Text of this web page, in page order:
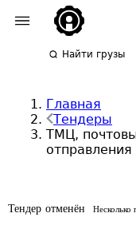
Найти грузы
Главная
Тендеры
ТМЦ,
отправления
Тендер отменён Несколько